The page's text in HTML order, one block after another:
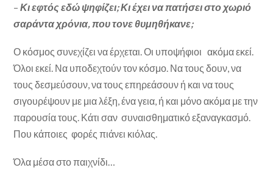
– Κι εφτός εδώ ψηφίζει; Κι έχει να πατήσει στο χωριό
σαράντα χρόνια, που τονε θυμηθήκανε;
Ο κόσμος συνεχίζει να έρχεται. Οι υποψήφιοι ακόμα εκεί.
Όλοι εκεί. Να υποδεχτούν τον κόσμο. Να τους δουν, να
τους δεσμεύσουν, να τους επηρεάσουν ή και να τους
σιγουρέψουν με μια λέξη, ένα γεια, ή και μόνο ακόμα με την
παρουσία τους. Κάτι σαν συναισθηματικό εξαναγκασμό.
Που κάποιες φορές πιάνει κιόλας.
Όλα μέσα στο παιχνίδι…